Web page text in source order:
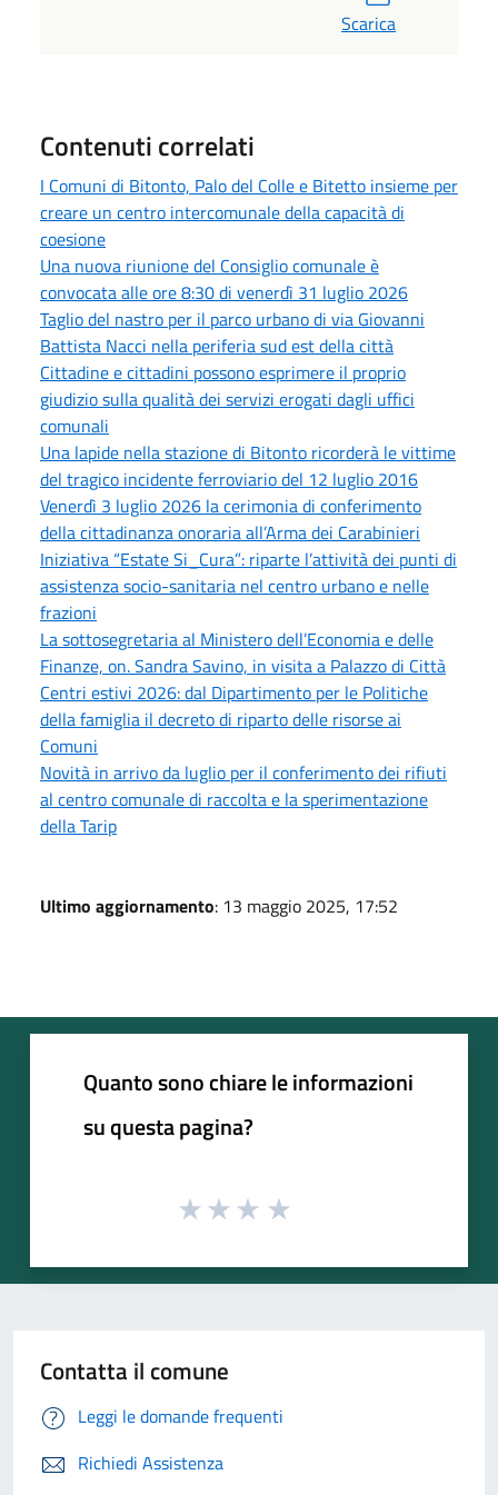
Scarica
Contenuti correlati
I Comuni di Bitonto, Palo del Colle e Bitetto insieme per
creare un centro intercomunale della capacità di
coesione
Una nuova riunione del Consiglio comunale è
convocata alle ore 8:30 di venerdì 31 luglio 2026
Taglio del nastro per il parco urbano di via Giovanni
Battista Nacci nella periferia sud est della città
Cittadine e cittadini possono esprimere il proprio
giudizio sulla qualità dei servizi erogati dagli uffici
comunali
Una lapide nella stazione di Bitonto ricorderà le vittime
del tragico incidente ferroviario del 12 luglio 2016
Venerdì 3 luglio 2026 la cerimonia di conferimento
della cittadinanza onoraria all’Arma dei Carabinieri
Iniziativa “Estate Si_Cura”: riparte l’attività dei punti di
assistenza socio-sanitaria nel centro urbano e nelle
frazioni
La sottosegretaria al Ministero dell’Economia e delle
Finanze, on. Sandra Savino, in visita a Palazzo di Città
Centri estivi 2026: dal Dipartimento per le Politiche
della famiglia il decreto di riparto delle risorse ai
Comuni
Novità in arrivo da luglio per il conferimento dei rifiuti
al centro comunale di raccolta e la sperimentazione
della Tarip
Ultimo aggiornamento: 13 maggio 2025, 17:52
Quanto sono chiare le informazioni
su questa pagina?
Contatta il comune
Leggi le domande frequenti
Richiedi Assistenza